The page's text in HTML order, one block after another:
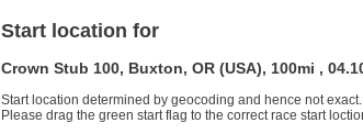
Start location for
Crown Stub 100, Buxton, OR (USA), 100mi ,
Start location determined by geocoding and hence not exact.
Please drag the green start flag to the correct race start